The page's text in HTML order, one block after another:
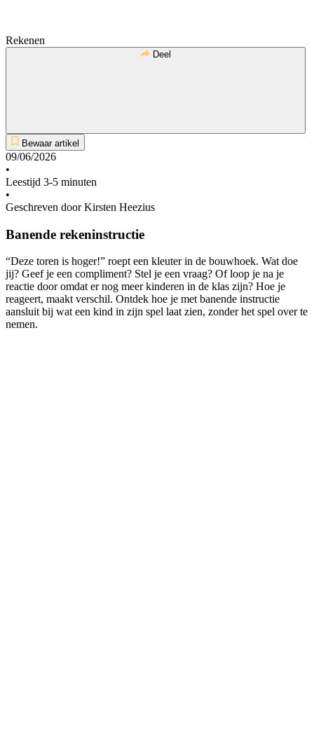
Rekenen
Deel
Bewaar artikel
09/06/2026
•
Leestijd 3-5 minuten
•
Geschreven door Kirsten Heezius
Banende rekeninstructie
“Deze toren is hoger!” roept een kleuter in de bouwhoek. Wat doe
jij? Geef je een compliment? Stel je een vraag? Of loop je na je
reactie door omdat er nog meer kinderen in de klas zijn? Hoe je
reageert, maakt verschil. Ontdek hoe je met banende instructie
aansluit bij wat een kind in zijn spel laat zien, zonder het spel over te
nemen.